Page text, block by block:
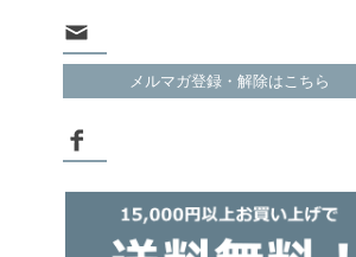
メルマガ登録・解除はこちら